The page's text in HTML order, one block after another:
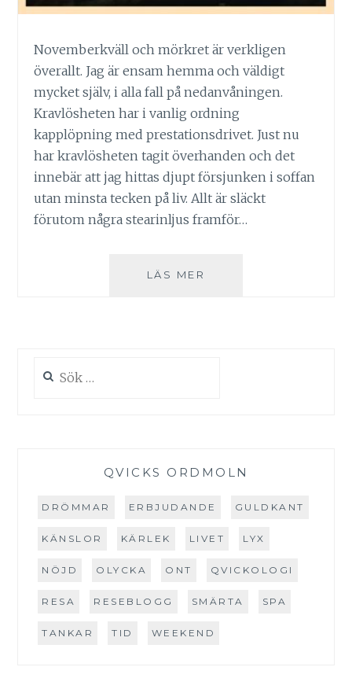
Novemberkväll och mörkret är verkligen
överallt. Jag är ensam hemma och väldigt
mycket själv, i alla fall på nedanvåningen.
Kravlösheten har i vanlig ordning
kapplöpning med prestationsdrivet. Just nu
har kravlösheten tagit överhanden och det
innebär att jag hittas djupt försjunken i soffan
utan minsta tecken på liv. Allt är släckt
förutom några stearinljus framför…
LÄS MER
efter:
QVICKS ORDMOLN
DRÖMMAR ERBJUDANDE GULDKANT
KÄNSLOR KÄRLEK LIVET LYX
NÖJD OLYCKA ONT QVICKOLOGI
RESA RESEBLOGG SMÄRTA SPA
TANKAR TID WEEKEND